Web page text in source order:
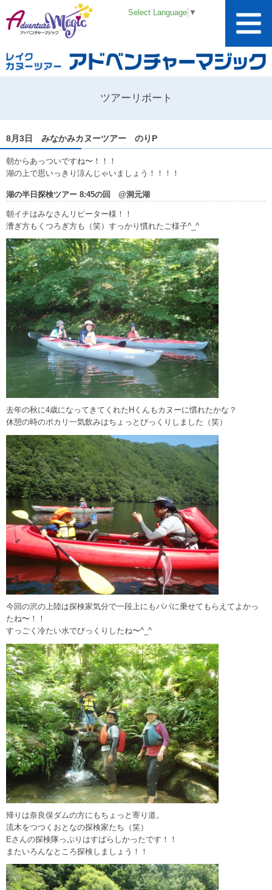
Select Language ▼
ツアーリポート
8月3日 みなかみカヌーツアー のりP
朝からあっついですね〜！！！
湖の上で思いっきり涼んじゃいましょう！！！！
湖の半日探検ツアー 8:45の回 @洞元湖
朝イチはみなさんリピーター様！！
漕ぎ方もくつろぎ方も（笑）すっかり慣れたご様子^_^
去年の秋に4歳になってきてくれたHくんもカヌーに慣れたかな？
休憩の時のポカリ一気飲みはちょっとびっくりしました（笑）
今回の沢の上陸は探検家気分で一段上にもパパに乗せてもらえてよかっ
たね〜！！
すっごく冷たい水でびっくりしたね〜^_^
帰りは奈良俣ダムの方にもちょっと寄り道。
流木をつつくおとなの探検家たち（笑）
Eさんの探検隊っぷりはすばらしかったです！！
またいろんなところ探検しましょう！！